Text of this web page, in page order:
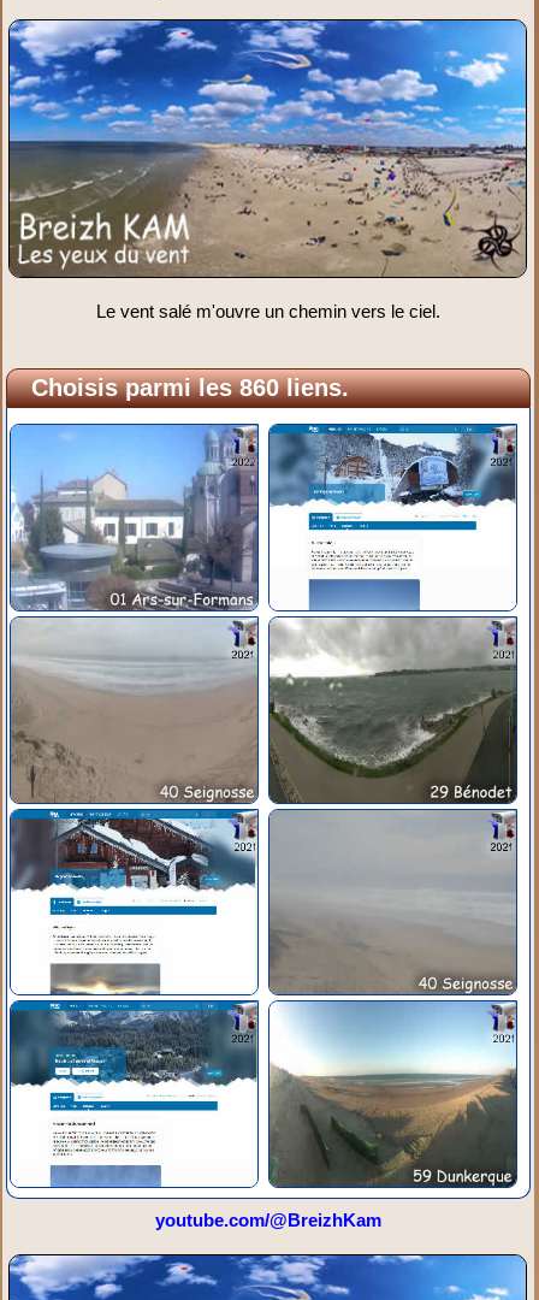
Le vent salé m'ouvre un chemin vers le ciel.
Choisis parmi les 860 liens.
youtube.com/@BreizhKam